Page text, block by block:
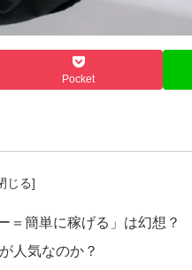
Pocket
＝簡単に稼げる」は幻想？
人気なのか？